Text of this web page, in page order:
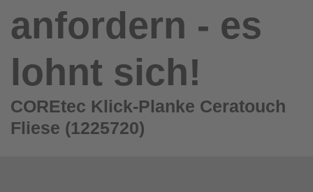
anfordern - es
lohnt sich!
COREtec Klick-Planke Ceratouch
Fliese (1225720)